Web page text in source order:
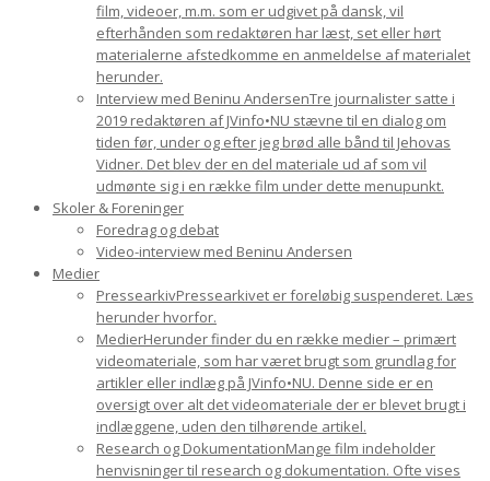
film, videoer, m.m. som er udgivet på dansk, vil
efterhånden som redaktøren har læst, set eller hørt
materialerne afstedkomme en anmeldelse af materialet
herunder.
Interview med Beninu AndersenTre journalister satte i
2019 redaktøren af JVinfo•NU stævne til en dialog om
tiden før, under og efter jeg brød alle bånd til Jehovas
Vidner. Det blev der en del materiale ud af som vil
udmønte sig i en række film under dette menupunkt.
Skoler & Foreninger
Foredrag og debat
Video-interview med Beninu Andersen
Medier
PressearkivPressearkivet er foreløbig suspenderet. Læs
herunder hvorfor.
MedierHerunder finder du en række medier – primært
videomateriale, som har været brugt som grundlag for
artikler eller indlæg på JVinfo•NU. Denne side er en
oversigt over alt det videomateriale der er blevet brugt i
indlæggene, uden den tilhørende artikel.
Research og DokumentationMange film indeholder
henvisninger til research og dokumentation. Ofte vises